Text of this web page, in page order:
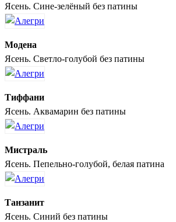
Ясень. Сине-зелёный без патины
Модена
Ясень. Светло-голубой без патины
Тиффани
Ясень. Аквамарин без патины
Мистраль
Ясень. Пепельно-голубой, белая патина
Танзанит
Ясень. Синий без патины